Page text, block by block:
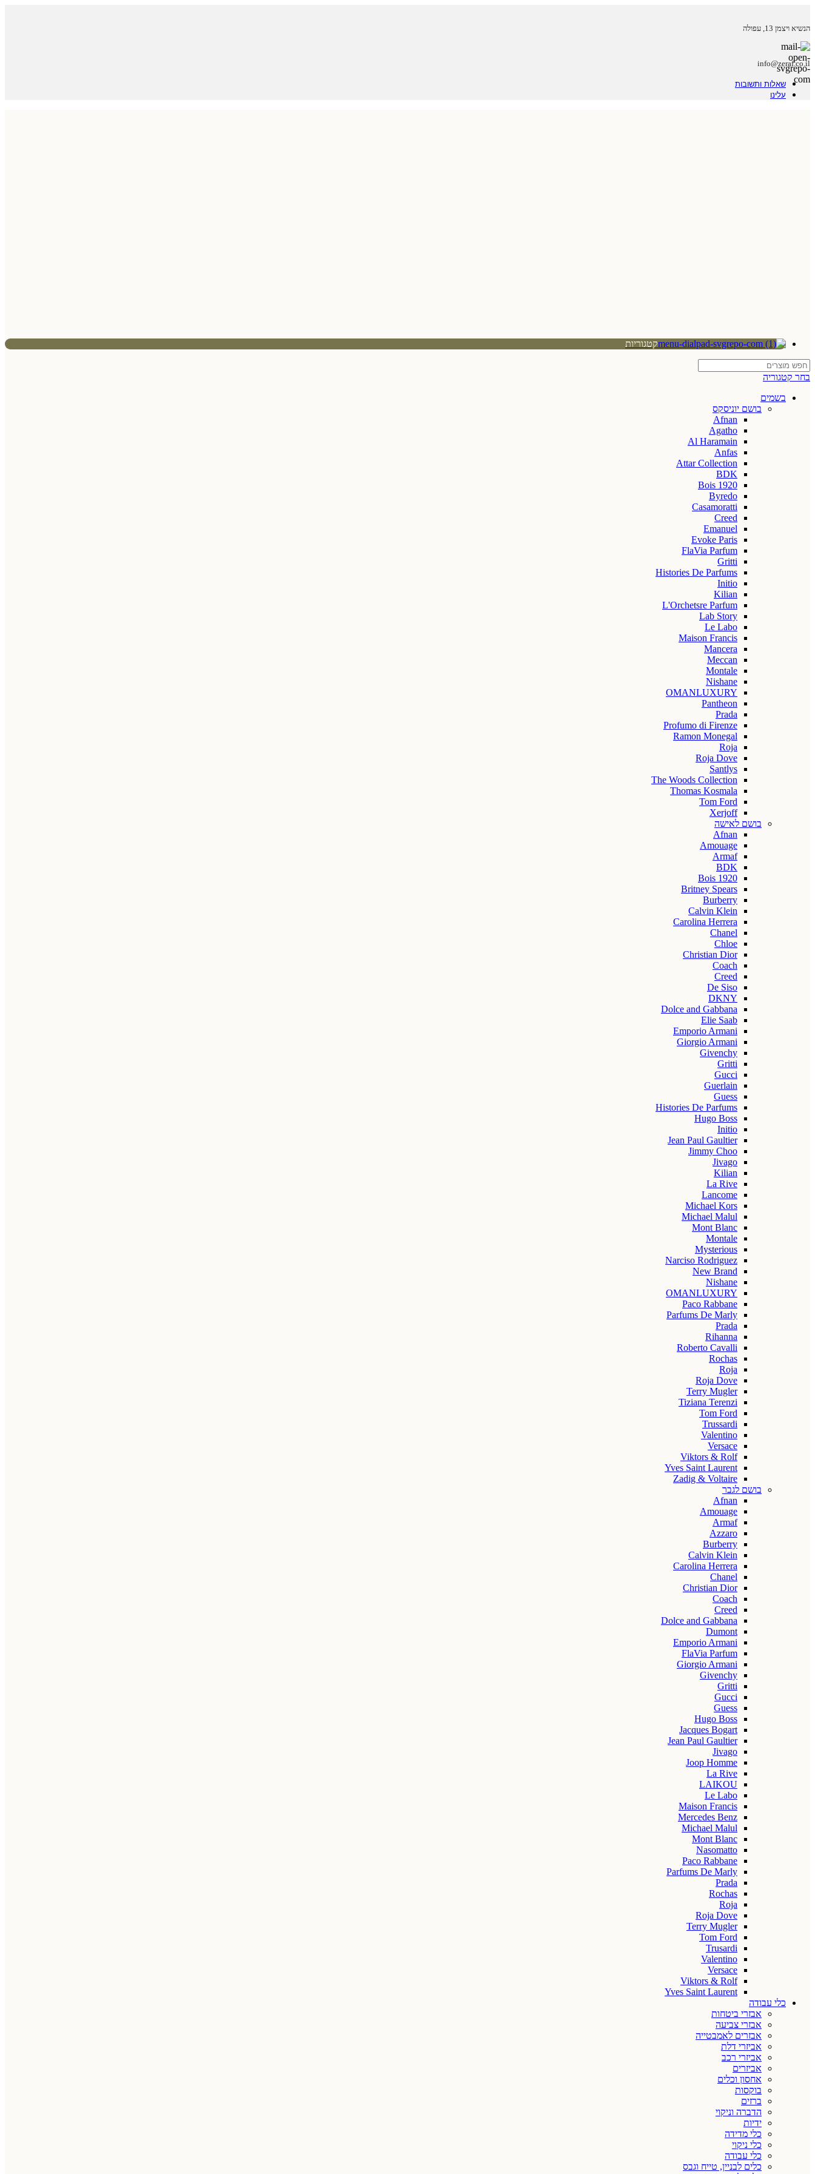
הנשיא ויצמן 13, עפולה
info@zeraf.co.il
שאלות ותשובות
עלינו
קטגוריות
בחר קטגוריה
בשמים
בושם יוניסקס
Afnan
Agatho
Al Haramain
Anfas
Attar Collection
BDK
Bois 1920
Byredo
Casamoratti
Creed
Emanuel
Evoke Paris
FlaVia Parfum
Gritti
Histories De Parfums
Initio
Kilian
L'Orchetsre Parfum
Lab Story
Le Labo
Maison Francis
Mancera
Meccan
Montale
Nishane
OMANLUXURY
Pantheon
Prada
Profumo di Firenze
Ramon Monegal
Roja
Roja Dove
Santlys
The Woods Collection
Thomas Kosmala
Tom Ford
Xerjoff
בושם לאישה
Afnan
Amouage
Armaf
BDK
Bois 1920
Britney Spears
Burberry
Calvin Klein
Carolina Herrera
Chanel
Chloe
Christian Dior
Coach
Creed
De Siso
DKNY
Dolce and Gabbana
Elie Saab
Emporio Armani
Giorgio Armani
Givenchy
Gritti
Gucci
Guerlain
Guess
Histories De Parfums
Hugo Boss
Initio
Jean Paul Gaultier
Jimmy Choo
Jivago
Kilian
La Rive
Lancome
Michael Kors
Michael Malul
Mont Blanc
Montale
Mysterious
Narciso Rodriguez
New Brand
Nishane
OMANLUXURY
Paco Rabbane
Parfums De Marly
Prada
Rihanna
Roberto Cavalli
Rochas
Roja
Roja Dove
Terry Mugler
Tiziana Terenzi
Tom Ford
Trussardi
Valentino
Versace
Viktors & Rolf
Yves Saint Laurent
Zadig & Voltaire
בושם לגבר
Afnan
Amouage
Armaf
Azzaro
Burberry
Calvin Klein
Carolina Herrera
Chanel
Christian Dior
Coach
Creed
Dolce and Gabbana
Dumont
Emporio Armani
FlaVia Parfum
Giorgio Armani
Givenchy
Gritti
Gucci
Guess
Hugo Boss
Jacques Bogart
Jean Paul Gaultier
Jivago
Joop Homme
La Rive
LAIKOU
Le Labo
Maison Francis
Mercedes Benz
Michael Malul
Mont Blanc
Nasomatto
Paco Rabbane
Parfums De Marly
Prada
Rochas
Roja
Roja Dove
Terry Mugler
Tom Ford
Trusardi
Valentino
Versace
Viktors & Rolf
Yves Saint Laurent
כלי עבודה
אבזרי ביטחות
אבזרי צביעה
אבזרים לאמבטייה
אביזרי דלת
אביזרי רכב
אביזרים
אחסון וכלים
בוקסות
ברזים
הדברה וניקוי
ידיות
כלי מדידה
כלי ניקוי
כלי עבודה
כלים לבניין, טייח וגבס